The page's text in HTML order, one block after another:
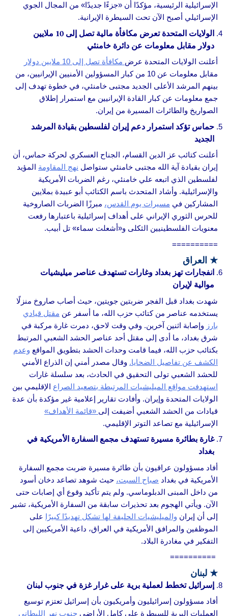
الإسرائيلية الرئيسية، مؤكدًا أن «جزءًا جديدًا» من المجال الجوي
الإسرائيلي أصبح الآن تحت السيطرة الإيرانية.
الولايات المتحدة تعرض مكافأة مالية تصل إلى 10 ملايين
دولار مقابل معلومات عن دائرة خامنئي
أعلنت الولايات المتحدة عرض مكافأة تصل إلى 10 ملايين دولار
مقابل معلومات عن 10 من كبار المسؤولين الأمنيين الإيرانيين، من
بينهم المرشد الأعلى الجديد مجتبى خامنئي، في خطوة تهدف إلى
جمع معلومات عن كبار القادة الإيرانيين مع استمرار إطلاق
الصواريخ والطائرات المسيرة من إيران.
حماس تؤكد استمرار دعم إيران لفلسطين بقيادة المرشد
الجديد
أعلنت كتائب عز الدين القسام، الجناح العسكري لحركة حماس، أن
إيران بقيادة آية الله مجتبى خامنئي ستواصل نهج المقاومة المؤيد
لفلسطين الذي اتبعه علي خامنئي، رغم الضربات الأمريكية
والإسرائيلية. وأشاد المتحدث باسم الكتائب أبو عبيدة بملايين
المشاركين في مسيرات يوم القدس، مبرزًا الضربات الصاروخية
للحرس الثوري الإيراني على أهداف إسرائيلية باعتبارها رفعت
معنويات الفلسطينيين الثكلى و«أشعلت سماء» تل أبيب.
==========
★ العراق
انفجارات تهز بغداد وغارات تستهدف عناصر ميليشيات
موالية لإيران
شهدت بغداد قبل الفجر ضربتين جويتين، حيث أصاب صاروخ منزلًا
يستخدمه عناصر من كتائب حزب الله، ما أسفر عن مقتل قيادي
بارز وإصابة اثنين آخرين. وفي وقت لاحق، دمرت غارة مركبة في
شرق بغداد، ما أدى إلى مقتل أحد عناصر الحشد الشعبي المرتبط
بكتائب حزب الله، فيما قامت وحدات الحشد بتطويق المواقع وعدم
الكشف عن تفاصيل الضحايا. وقال مصدر أمني إن الذراع الأمني
للحشد الشعبي تولى التحقيق في الحادث، بعد سلسلة غارات
استهدفت مواقع الميليشيات المرتبطة بتصعيد الصراع الإقليمي بين
الولايات المتحدة وإيران. وأفادت تقارير إعلامية غير مؤكدة بأن عدة
قيادات من الحشد الشعبي أضيفت إلى «قائمة الأهداف»
الإسرائيلية مع تصاعد التوتر الإقليمي.
غارة بطائرة مسيرة تستهدف مجمع السفارة الأمريكية في
بغداد
أفاد مسؤولون عراقيون بأن طائرة مسيرة ضربت مجمع السفارة
الأمريكية في بغداد صباح السبت، حيث شوهد تصاعد دخان أسود
من داخل المبنى الدبلوماسي. ولم يتم تأكيد وقوع أي إصابات حتى
الآن. ويأتي الهجوم بعد تحذيرات سابقة من السفارة الأمريكية، تشير
إلى أن إيران والميليشيات الحليفة لها تشكل تهديدًا كبيرًا على
الموظفين والمرافق الأمريكية في العراق، داعية الأمريكيين إلى
التفكير في مغادرة البلاد.
==========
★ لبنان
إسرائيل تخطط لعملية برية على غرار غزة في جنوب لبنان
أفاد مسؤولون إسرائيليون وأمريكيون بأن إسرائيل تعتزم توسيع
العمليات البرية للسيطرة على كامل الأراضي جنوب نهر الليطاني